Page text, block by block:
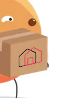
à ce
repos et au
PU